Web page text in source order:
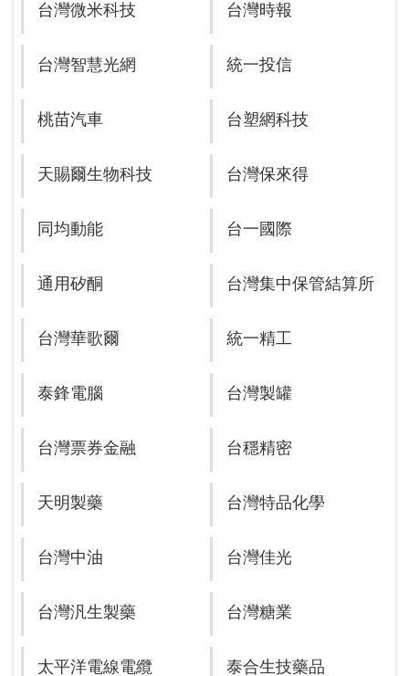
台灣微米科技 台灣時報
台灣智慧光網 統一投信
桃苗汽車 台塑網科技
天賜爾生物科技 台灣保來得
同均動能 台一國際
通用矽酮 台灣集中保管結算所
台灣華歌爾 統一精工
泰鋒電腦 台灣製罐
台灣票券金融 台穩精密
天明製藥 台灣特品化學
台灣中油 台灣佳光
台灣汎生製藥 台灣糖業
太平洋電線電纜 泰合生技藥品